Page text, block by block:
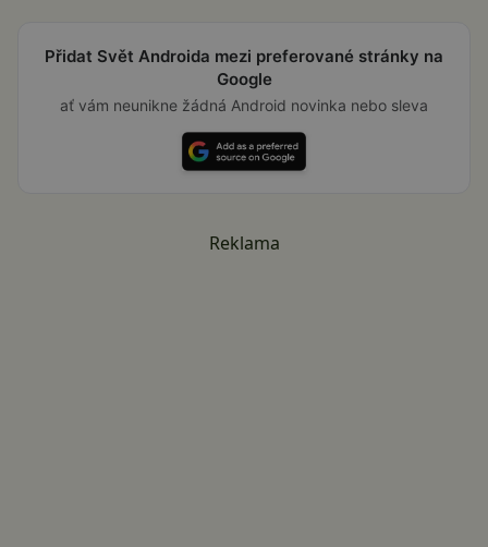
Přidat Svět Androida mezi preferované stránky na
Google
ať vám neunikne žádná Android novinka nebo sleva
Reklama